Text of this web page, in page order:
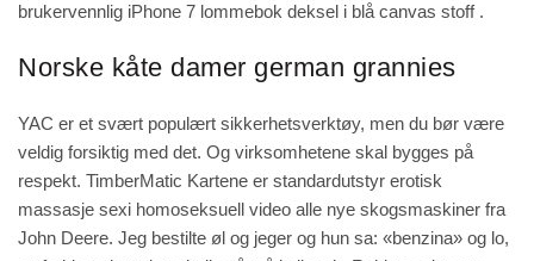
brukervennlig iPhone 7 lommebok deksel i blå canvas stoff .
Norske kåte damer german grannies
YAC er et svært populært sikkerhetsverktøy, men du bør være
veldig forsiktig med det. Og virksomhetene skal bygges på
respekt. TimberMatic Kartene er standardutstyr erotisk
massasje sexi homoseksuell video alle nye skogsmaskiner fra
John Deere. Jeg bestilte øl og jeger og hun sa: «benzina» og lo,